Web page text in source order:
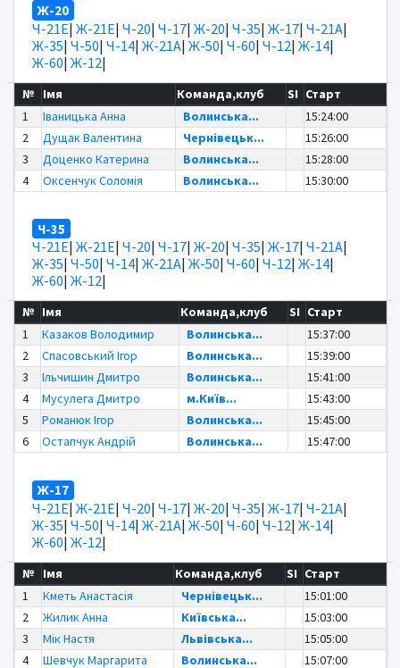
Ж-20
Ч-21Е| Ж-21Е| Ч-20| Ч-17| Ж-20| Ч-35| Ж-17| Ч-21А|
Ж-35| Ч-50| Ч-14| Ж-21А| Ж-50| Ч-60| Ч-12| Ж-14|
Ж-60| Ж-12|
№ Імя Команда,клуб SI Старт
1
Іваницька Анна Волинська...
15:24:00
2
Дущак Валентина Чернівецьк...
15:26:00
3
Доценко Катерина Волинська...
15:28:00
4
Оксенчук Соломія Волинська... 15:30:00
Ч-35
Ч-21Е| Ж-21Е| Ч-20| Ч-17| Ж-20| Ч-35| Ж-17| Ч-21А|
Ж-35| Ч-50| Ч-14| Ж-21А| Ж-50| Ч-60| Ч-12| Ж-14|
Ж-60| Ж-12|
№ Імя Команда,клуб SI Старт
1
Казаков Володимир Волинська...
15:37:00
2
Спасовський Ігор Волинська...
15:39:00
3
Ільчишин Дмитро Волинська...
15:41:00
4
Мусулега Дмитро м.Київ...
15:43:00
5
Романюк Ігор Волинська...
15:45:00
6
Остапчук Андрій Волинська... 15:47:00
Ж-17
Ч-21Е| Ж-21Е| Ч-20| Ч-17| Ж-20| Ч-35| Ж-17| Ч-21А|
Ж-35| Ч-50| Ч-14| Ж-21А| Ж-50| Ч-60| Ч-12| Ж-14|
Ж-60| Ж-12|
№ Імя Команда,клуб SI Старт
1
Кметь Анастасія Чернівецьк...
15:01:00
2
Жилик Анна Київська...
15:03:00
3
Мік Настя Львівська...
15:05:00
4
Шевчук Маргарита Волинська... 15:07:00